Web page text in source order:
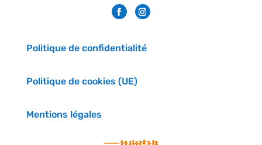
Politique de confidentialité
Politique de cookies (UE)
Mentions légales